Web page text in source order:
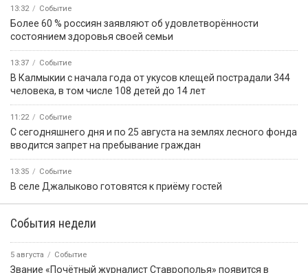
13:32 Событие
Более 60 % россиян заявляют об удовлетворённости
состоянием здоровья своей семьи
13:37 Событие
В Калмыкии с начала года от укусов клещей пострадали 344
человека, в том числе 108 детей до 14 лет
11:22 Событие
С сегодняшнего дня и по 25 августа на землях лесного фонда
вводится запрет на пребывание граждан
13:35 Событие
В селе Джалыково готовятся к приёму гостей
События недели
5 августа Событие
Звание «Почётный журналист Ставрополья» появится в